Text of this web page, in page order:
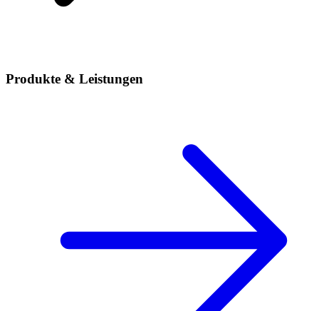
Produkte & Leistungen